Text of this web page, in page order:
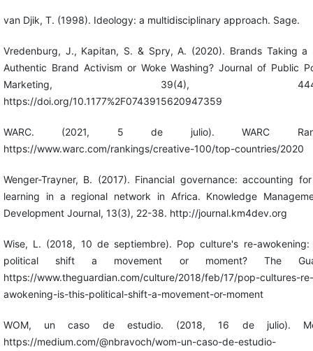
van Djik, T. (1998). Ideology: a multidisciplinary approach. Sage.
Vredenburg, J., Kapitan, S. & Spry, A. (2020). Brands Taking a
Authentic Brand Activism or Woke Washing? Journal of Public
Marketing, 39(4), 444-
https://doi.org/10.1177%2F0743915620947359
WARC. (2021, 5 de julio). WARC
https://www.warc.com/rankings/creative-100/top-countries/2020
Wenger-Trayner, B. (2017). Financial governance: accounting
learning in a regional network in Africa. Knowledge
Development Journal, 13(3), 22-38. http://journal.km4dev.org
Wise, L. (2018, 10 de septiembre). Pop culture's re-
political shift a movement or moment? The
https://www.theguardian.com/culture/2018/feb/17/pop-cultures-re-
awokening-is-this-political-shift-a-movement-or-moment
WOM, un caso de estudio. (2018, 16 de julio).
https://medium.com/@nbravoch/wom-un-caso-de-estudio-